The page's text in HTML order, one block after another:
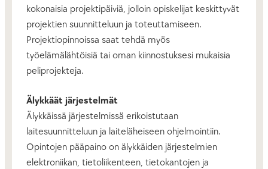
kokonaisia projektipäiviä, jolloin opiskelijat keskittyvät
projektien suunnitteluun ja toteuttamiseen.
Projektiopinnoissa saat tehdä myös
työelämälähtöisiä tai oman kiinnostuksesi mukaisia
peliprojekteja.
Älykkäät järjestelmät
Älykkäissä järjestelmissä erikoistutaan
laitesuunnitteluun ja laiteläheiseen ohjelmointiin.
Opintojen pääpaino on älykkäiden järjestelmien
elektroniikan, tietoliikenteen, tietokantojen ja